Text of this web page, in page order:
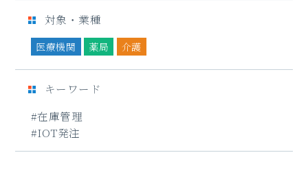
対象・業種
医療機関 薬局 介護
キーワード
#在庫管理
#IOT発注